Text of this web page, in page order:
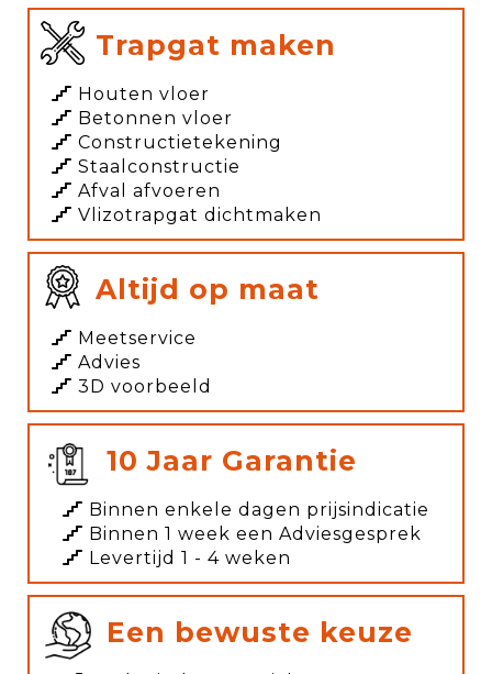
Trapgat maken
Houten vloer
Betonnen vloer
Constructietekening
Staalconstructie
Afval afvoeren
Vlizotrapgat dichtmaken
Altijd op maat
Meetservice
Advies
3D voorbeeld
10 Jaar Garantie
Binnen enkele dagen prijsindicatie
Binnen 1 week een Adviesgesprek
Levertijd 1 - 4 weken
Een bewuste keuze